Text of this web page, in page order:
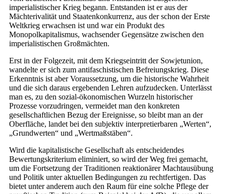
imperialistischer Krieg begann. Entstanden ist er aus der
Mächterivalität und Staatenkonkurrenz, aus der schon der Erste
Weltkrieg erwachsen ist und war ein Produkt des
Monopolkapitalismus, wachsender Gegensätze zwischen den
imperialistischen Großmächten.
Erst in der Folgezeit, mit dem Kriegseintritt der Sowjetunion,
wandelte er sich zum antifaschistischen Befreiungskrieg. Diese
Erkenntnis ist aber Voraussetzung, um die historische Wahrheit
und die sich daraus ergebenden Lehren aufzudecken. Unterlässt
man es, zu den sozial-ökonomischen Wurzeln historischer
Prozesse vorzudringen, vermeidet man den konkreten
gesellschaftlichen Bezug der Ereignisse, so bleibt man an der
Oberfläche, landet bei den subjektiv interpretierbaren „Werten“,
„Grundwerten“ und „Wertmaßstäben“.
Wird die kapitalistische Gesellschaft als entscheidendes
Bewertungskriterium eliminiert, so wird der Weg frei gemacht,
um die Fortsetzung der Traditionen reaktionärer Machtausübung
und Politik unter aktuellen Bedingungen zu rechtfertigen. Das
bietet unter anderem auch den Raum für eine solche Pflege der